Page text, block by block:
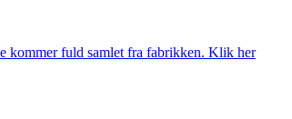
kommer fuld samlet fra fabrikken. Klik her